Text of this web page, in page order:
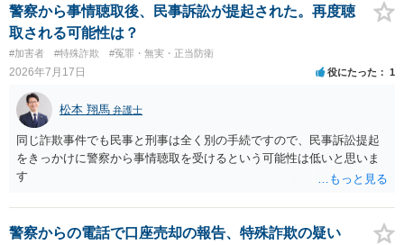
釈申請については、共犯なので、全て公判請求されるまで難しいです
が、個別具体的な事情により異なります。 弁護方針により、結果が変
わるため、刑事事件に精通している弁護人を選任されることをお勧め
いたします。
警察から事情聴取後、民事訴訟が提起された。再度聴
取される可能性は？
#加害者 #特殊詐欺 #冤罪・無実・正当防衛
2026年7月17日 役にたった 1
松本 翔馬 弁護士
同じ詐欺事件でも民事と刑事は全く別の手続ですので、民事訴訟提起
をきっかけに警察から事情聴取を受けるという可能性は低いと思いま
す
警察からの電話で口座売却の報告、特殊詐欺の疑い